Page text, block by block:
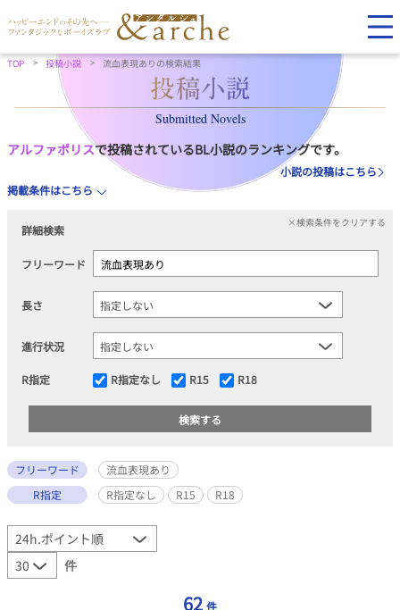
TOP 投稿小説 流血表現ありの検索結果
Submitted Novels
アルファポリスで投稿されているBL小説のランキングです。
小説の投稿はこちら
掲載条件はこちら
詳細検索
×検索条件をクリアする
フリーワード
長さ
進行状況
R指定 R指定なし R15 R18
フリーワード
流血表現あり
R指定
R指定なし R15 R18
件
62 件